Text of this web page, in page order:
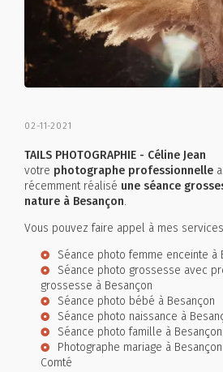
02-11-2021
TAILS PHOTOGRAPHIE - Céline Jean
votre photographe professionnelle a
récemment réalisé une séance
nature à Besançon.
Vous pouvez faire appel à mes
Séance photo femme enceinte à
Séance photo grossesse avec
grossesse à Besançon
Séance photo bébé à Besançon
Séance photo naissance à
Séance photo famille à Besançon
Photographe mariage à
Comté